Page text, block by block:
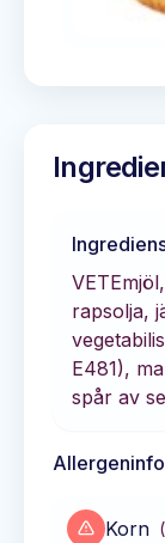
rapsolja,
E481),
spår av
Korn (